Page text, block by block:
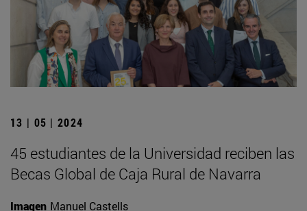
13 | 05 | 2024
45 estudiantes de la Universidad reciben las
Becas Global de Caja Rural de Navarra
Imagen Manuel Castells